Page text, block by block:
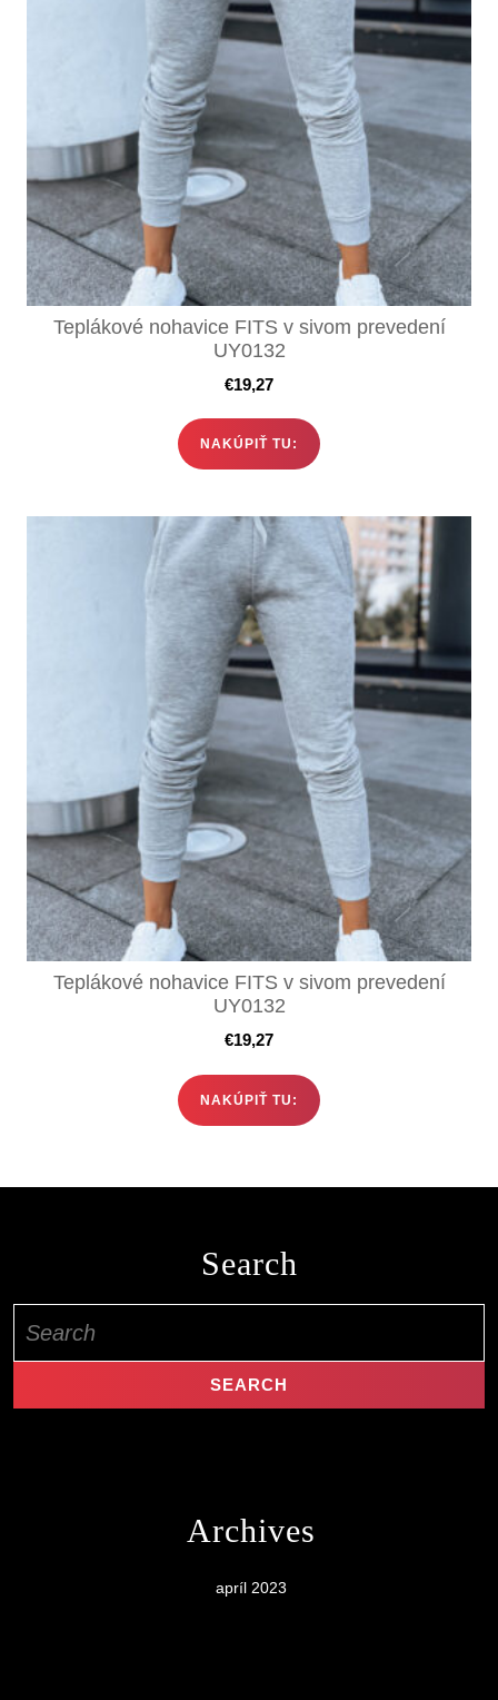
Teplákové nohavice FITS v sivom prevedení
UY0132
€19,27
NAKÚPIŤ TU:
Teplákové nohavice FITS v sivom prevedení
UY0132
€19,27
NAKÚPIŤ TU:
Search
for:
Archives
apríl 2023